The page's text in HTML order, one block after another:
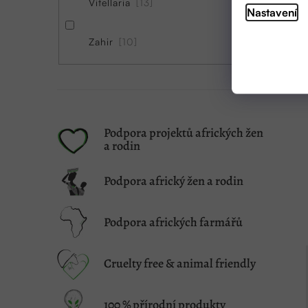
Nastavení
Vitellaria 13
Zahir 10
Podpora projektů afrických žen
a rodin
Podpora africký žen a rodin
Podpora afrických farmářů
Cruelty free & animal friendly
100 % přírodní produkty